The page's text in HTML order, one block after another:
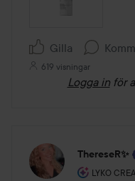
Gilla
619 visningar
Logga in för
ThereseR✨
LYKO